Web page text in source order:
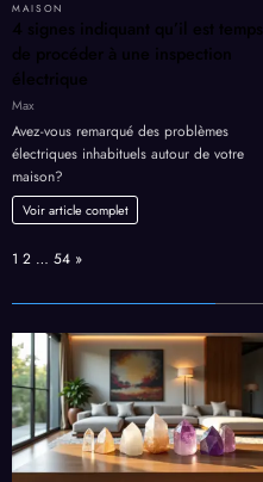
MAISON
4 signes indiquant qu’il est temps
de procéder à une inspection
électrique
Max
Avez-vous remarqué des problèmes
électriques inhabituels autour de votre
maison?
Voir article complet
Page:
1 2 … 54 Next
»